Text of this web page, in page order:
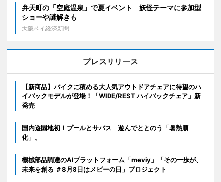
弁天町の「空庭温泉」で夏イベント 妖怪テーマに参加型
ショーや謎解きも
大阪ベイ経済新聞
プレスリリース
【新商品】バイクに積める大人気アウトドアチェアに待望のハ
イバックモデルが登場！「WIDE/REST ハイバックチェア」新
発売
国内遊園地初！プールとサバス 遊んでととのう「暑熱順
化」。
機械部品調達のAIプラットフォーム「meviy」「その一歩が、
未来を創る ＃8月8日はメビーの日」プロジェクト